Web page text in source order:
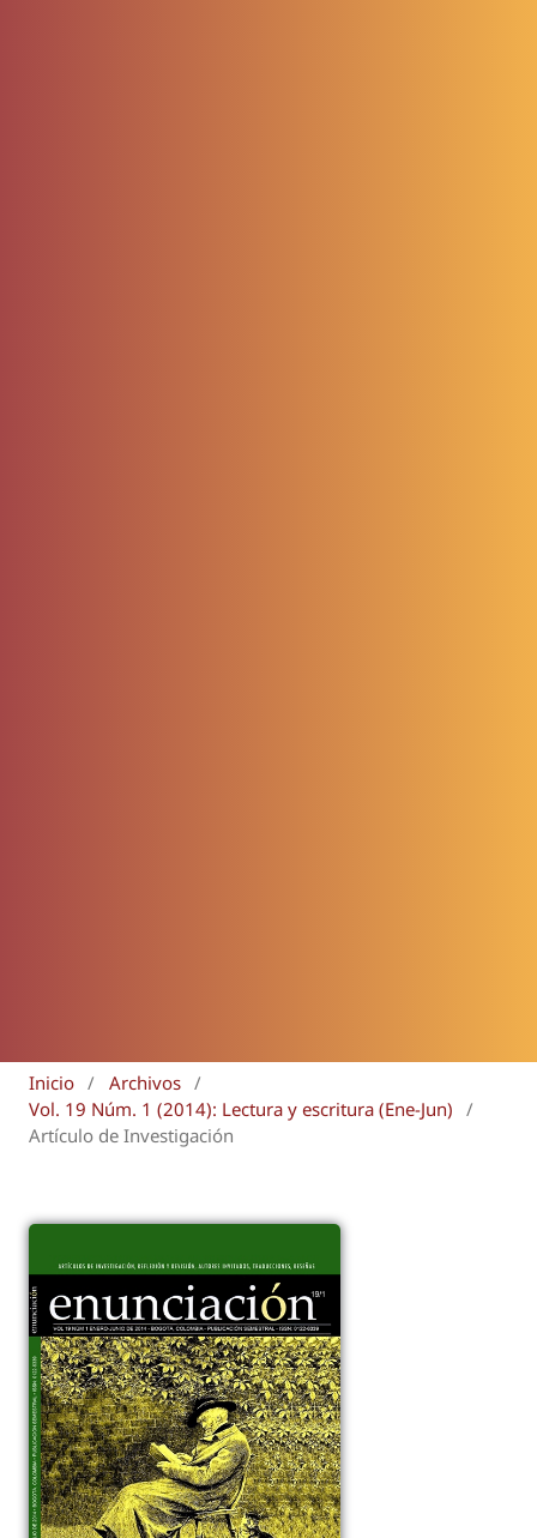
Inicio / Archivos /
Vol. 19 Núm. 1 (2014): Lectura y escritura (Ene-Jun)
/
Artículo de Investigación